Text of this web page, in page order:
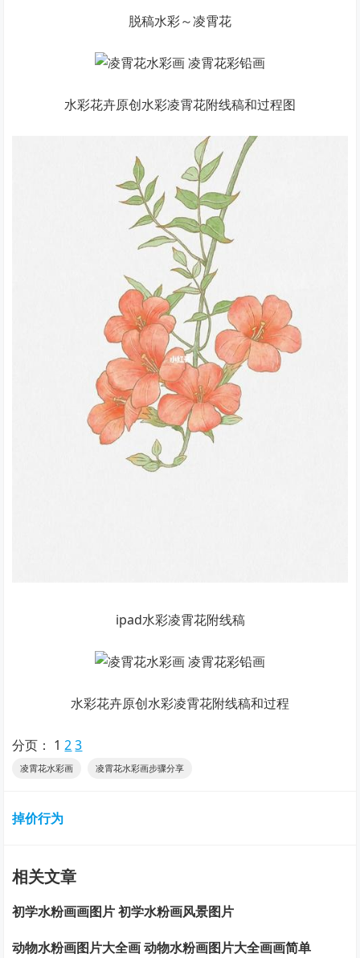
脱稿水彩～凌霄花
水彩花卉原创水彩凌霄花附线稿和过程图
ipad水彩凌霄花附线稿
水彩花卉原创水彩凌霄花附线稿和过程
分页： 1 2 3
凌霄花水彩画 凌霄花水彩画步骤分享
掉价行为
相关文章
初学水粉画画图片 初学水粉画风景图片
动物水粉画图片大全画 动物水粉画图片大全画画简单